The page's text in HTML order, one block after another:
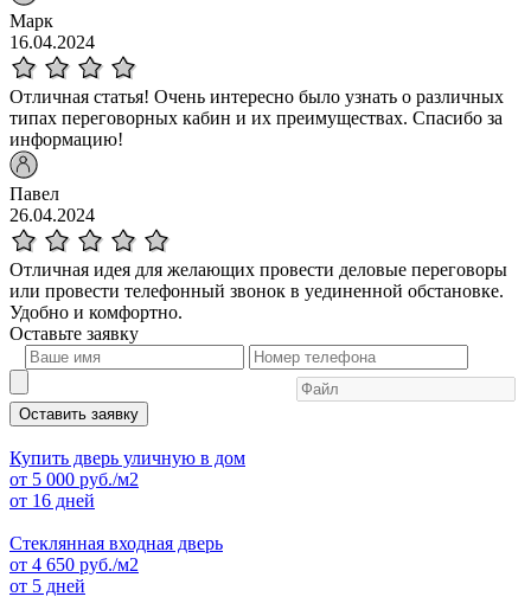
Марк
16.04.2024
Отличная статья! Очень интересно было узнать о различных
типах переговорных кабин и их преимуществах. Спасибо за
информацию!
Павел
26.04.2024
Отличная идея для желающих провести деловые переговоры
или провести телефонный звонок в уединенной обстановке.
Удобно и комфортно.
Оставьте заявку
Оставить заявку
Купить дверь уличную в дом
от 5 000 руб./м2
от 16 дней
Стеклянная входная дверь
от 4 650 руб./м2
от 5 дней